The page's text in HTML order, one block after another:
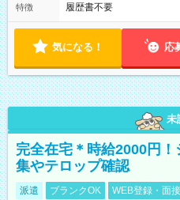
特徴 履歴書不要
気になる！ 応
未
完全在宅＊時給2000円
集やテロップ確認
派遣 ブランクOK WEB登録・面